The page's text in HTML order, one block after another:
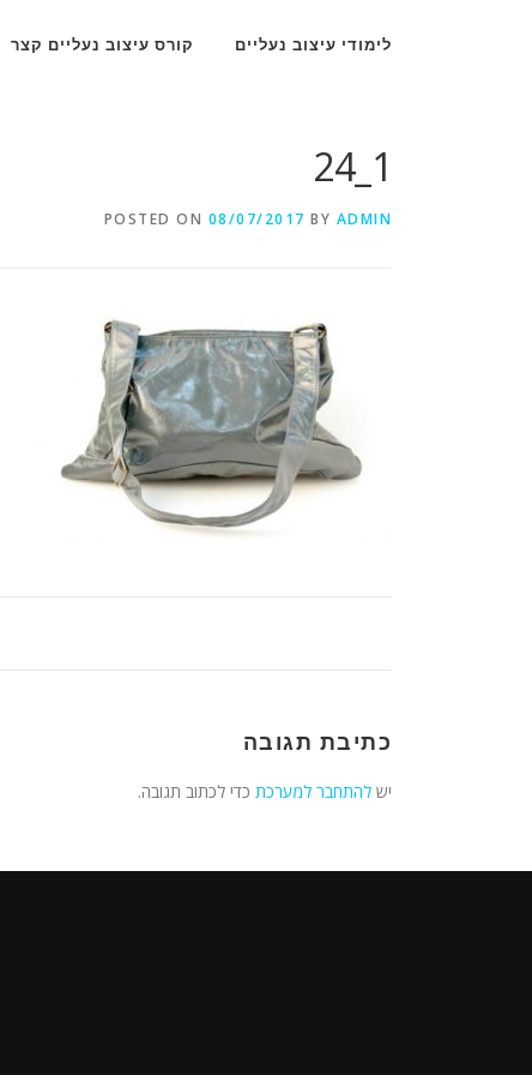
קורס עיצוב נעליים קצר לימודי עיצוב נעליים
1_24
POSTED ON 08/07/2017 BY ADMIN
כתיבת תגובה
יש להתחבר למערכת כדי לכתוב תגובה.